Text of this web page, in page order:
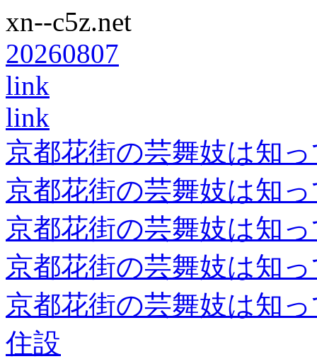
xn--c5z.net
20260807
link
link
京都花街の芸舞妓は知
京都花街の芸舞妓は知
京都花街の芸舞妓は知
京都花街の芸舞妓は知
京都花街の芸舞妓は知
住設